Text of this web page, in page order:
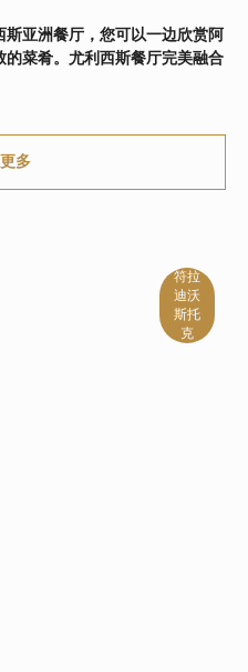
亚洲餐厅，您可以一边欣赏阿
菜肴。尤利西斯餐厅完美融合
多
符拉
迪沃
斯托
克